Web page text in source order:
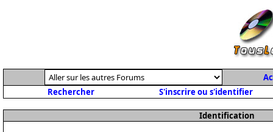
Rechercher
S'inscrire ou s'identifier
Identification